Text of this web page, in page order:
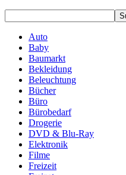
Auto
Baby
Baumarkt
Bekleidung
Beleuchtung
Bücher
Büro
Bürobedarf
Drogerie
DVD & Blu-Ray
Elektronik
Filme
Freizeit